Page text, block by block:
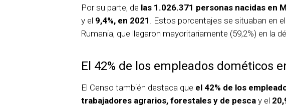
Por su parte, de las 1.026.371 personas nacidas en
y el 9,4%, en 2021 . Estos porcentajes se situaban en
Rumania, que llegaron mayoritariamente (59,2%) en la
El 42% de los empleados dométicos
El Censo también destaca que el 42% de los
trabajadores agrarios, forestales y de pesca y el